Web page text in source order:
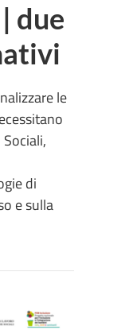
due
le
di
e sulla